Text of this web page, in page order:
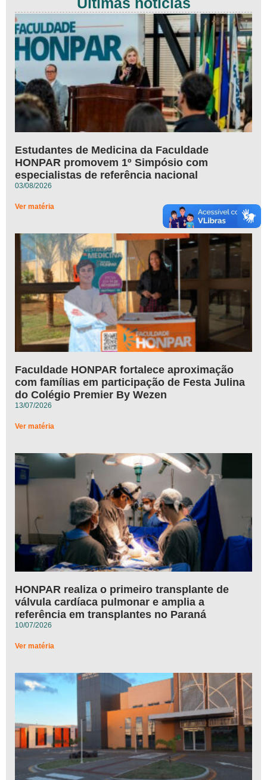
Estudantes de Medicina da Faculdade
HONPAR promovem 1º Simpósio com
especialistas de referência nacional
03/08/2026
Ver matéria
Faculdade HONPAR fortalece aproximação
com famílias em participação de Festa Julina
do Colégio Premier By Wezen
13/07/2026
Ver matéria
HONPAR realiza o primeiro transplante de
válvula cardíaca pulmonar e amplia a
referência em transplantes no Paraná
10/07/2026
Ver matéria